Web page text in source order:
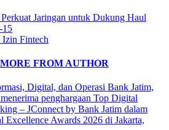
Jaringan untuk Dukung Haul
15
Fintech
MORE FROM AUTHOR